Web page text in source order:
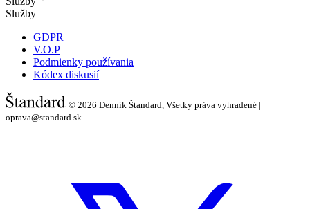
Služby
GDPR
V.O.P
Podmienky používania
Kódex diskusií
© 2026 Denník Štandard, Všetky práva vyhradené |
oprava@standard.sk